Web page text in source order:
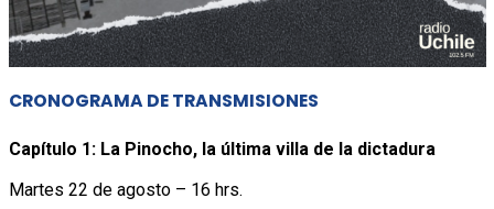
CRONOGRAMA DE TRANSMISIONES
Capítulo 1: La Pinocho, la última villa de la dictadura
Martes 22 de agosto – 16 hrs.